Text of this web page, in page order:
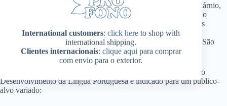
International customers: click here to shop with
international shipping.
Clientes internacionais: clique aqui para comprar
com envio para o exterior.
As autoras, Patrícia Rodrigues Quintano Neira e Maria Silvia Cárnio,
com vasta experiência na área de deficiência auditiva, tomaram o
devido cuidado de testar e aprovar este material em adolescentes
surdos do Laboratório de Leitura e Escrita do Curso de
Fonoaudiologia da Faculdade de Medicina da Universidade de São
O Caderno Ilustrado de Verbos: Um Recurso Pedagógico para o
Desenvolvimento da Língua Portuguesa é indicado para um público-
alvo variado: